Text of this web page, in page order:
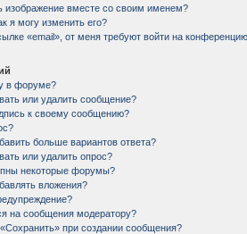
изображение вместе со своим именем?
я могу изменить его?
«email», от меня требуют войти на
в форуме?
или удалить сообщение?
к своему сообщению?
больше вариантов ответа?
или удалить опрос?
некоторые форумы?
вложения?
на сообщения модератору?
при создании сообщения?